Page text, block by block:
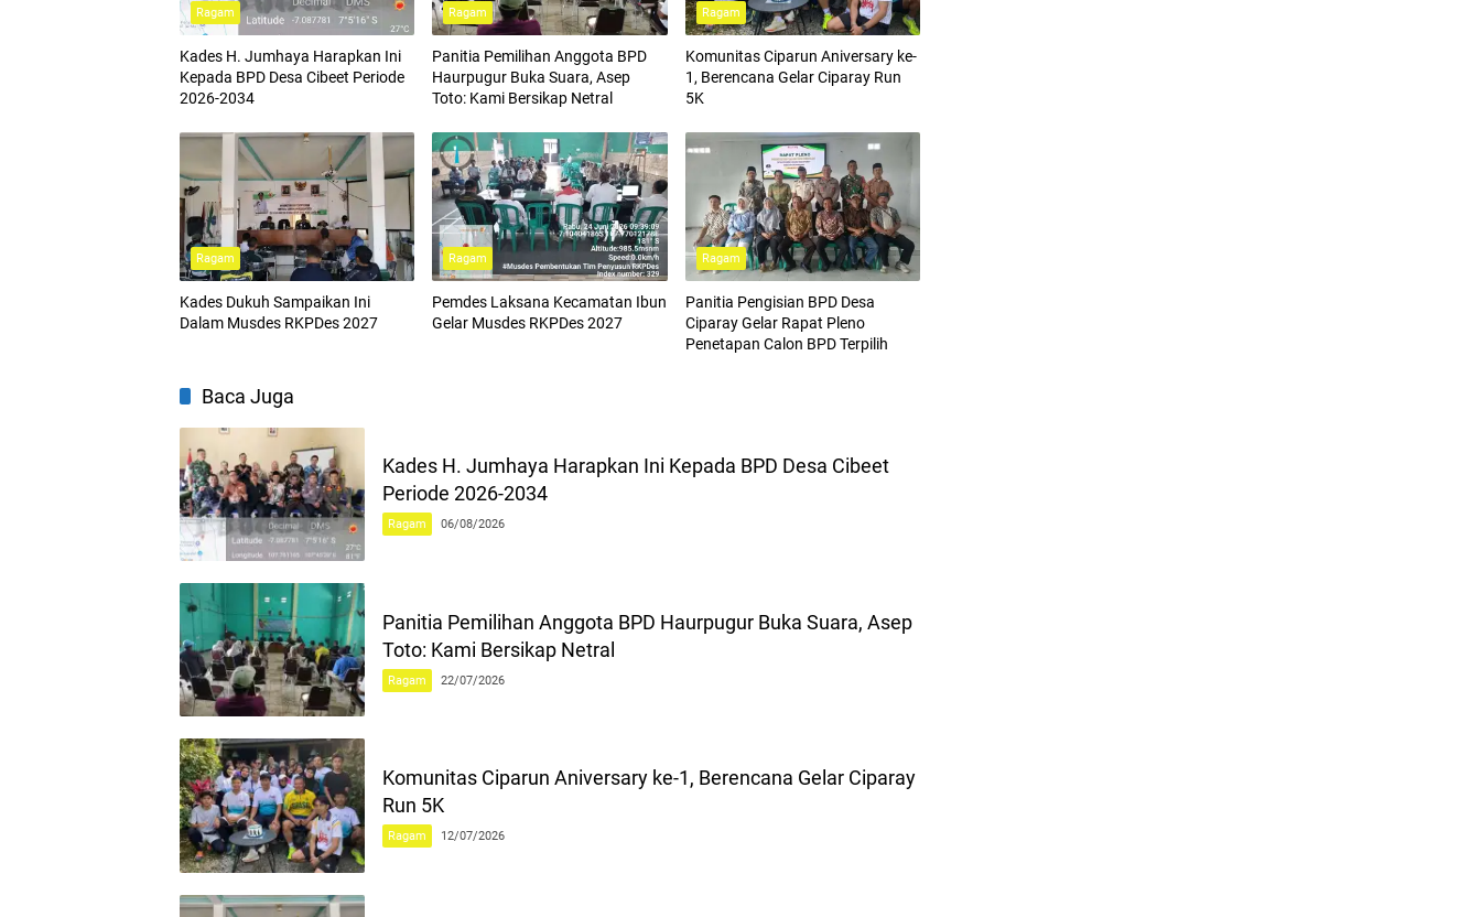
Ragam
Kades H. Jumhaya Harapkan Ini
Kepada BPD Desa Cibeet Periode
2026-2034
Ragam
Panitia Pemilihan Anggota BPD
Haurpugur Buka Suara, Asep
Toto: Kami Bersikap Netral
Ragam
Komunitas Ciparun Aniversary ke-
1, Berencana Gelar Ciparay Run
5K
Ragam
Kades Dukuh Sampaikan Ini
Dalam Musdes RKPDes 2027
Ragam
Pemdes Laksana Kecamatan Ibun
Gelar Musdes RKPDes 2027
Ragam
Panitia Pengisian BPD Desa
Ciparay Gelar Rapat Pleno
Penetapan Calon BPD Terpilih
Baca Juga
Kades H. Jumhaya Harapkan Ini Kepada BPD Desa Cibeet
Periode 2026-2034
Ragam 06/08/2026
Panitia Pemilihan Anggota BPD Haurpugur Buka Suara, Asep
Toto: Kami Bersikap Netral
Ragam 22/07/2026
Komunitas Ciparun Aniversary ke-1, Berencana Gelar Ciparay
Run 5K
Ragam 12/07/2026